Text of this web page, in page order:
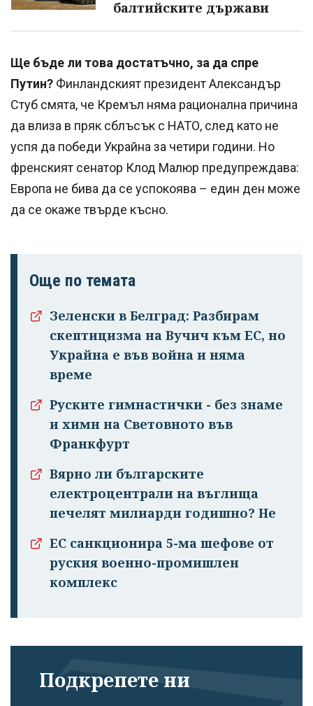
балтийските държави
Ще бъде ли това достатъчно, за да спре
Путин? Финландският президент Александър
Стуб смята, че Кремъл няма рационална причина
да влиза в пряк сблъсък с НАТО, след като не
успя да победи Украйна за четири години. Но
френският сенатор Клод Малюр предупреждава:
Европа не бива да се успокоява – един ден може
да се окаже твърде късно.
Още по темата
Зеленски в Белград: Разбирам
скептицизма на Вучич към ЕС, но
Украйна е във война и няма
време
Руските гимнастички - без знаме
и химн на Световното във
Франкфурт
Вярно ли българските
електроцентрали на въглища
печелят милиарди годишно? Не
ЕС санкционира 5-ма шефове от
руския военно-промишлен
комплекс
Подкрепете ни